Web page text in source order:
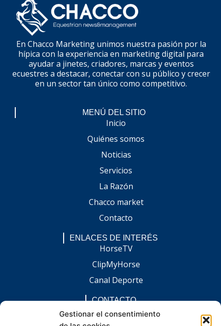
Gestionar el consentimiento
En Chacco Marketing unimos nuestra pasión por la
hípica con la experiencia en marketing digital para
ayudar a jinetes, criadores, marcas y eventos
ecuestres a destacar, conectar con su público y crecer
en un sector tan único como competitivo.
MENÚ DEL SITIO
Inicio
Quiénes somos
Noticias
Servicios
La Razón
Chacco market
Contacto
ENLACES DE INTERÉS
HorseTV
ClipMyHorse
Canal Deporte
CONTACTO
comunicacion@chaccoinfo.com